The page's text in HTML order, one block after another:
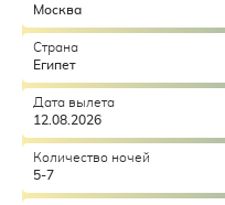
Москва
Страна
Египет
Дата вылета
12.08.2026
Количество ночей
5-7